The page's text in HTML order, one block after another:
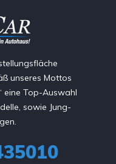
unseres Mottos
eine Top-Auswahl
sowie Jung-